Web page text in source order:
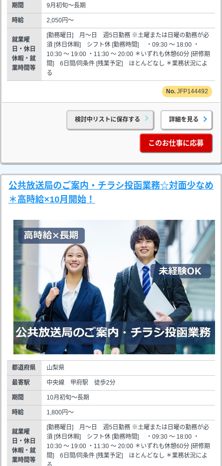
期間 9月初旬～長期
時給 2,050円～
就業曜
日・休日
休暇・就
業時間等
[勤務曜日] 月～日 週5日勤務 ※土曜または日曜の勤務が必
須 [休日休暇] シフト休 [勤務時間] ・09:30 ～ 18:00 ・
10:30 ～ 19:00 ・11:30 ～ 20:00 ＊いずれも休憩60分 [研修期
間] 6日間/同条件 [残業予定] ほとんどなし ＊業務状況によ
る
JFP144492
検討中リストに保存する 詳細を見る
このお仕事に応募
公共放送局のご案内・チラシ投函業務☆対面少なめ
＊高時給×10月開始！
都道府県 山梨県
最寄駅 中央線 甲府駅 徒歩2分
期間 10月初旬～長期
時給 1,800円～
就業曜
日・休日
休暇・就
業時間等
[勤務曜日] 月～日 週5日勤務 ※土曜または日曜の勤務が必
須 [休日休暇] シフト休 [勤務時間] ・09:30 ～ 18:00 ・
10:30 ～ 19:00 ・11:30 ～ 20:00 ＊いずれも休憩60分 [研修期
間] 6日間/同条件 [残業予定] ほとんどなし ＊業務状況によ